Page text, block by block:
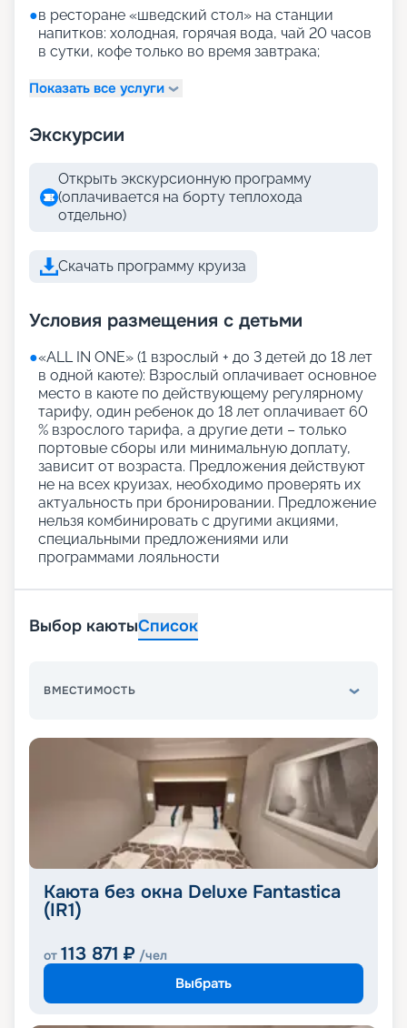
●в ресторане «шведский стол» на станции
напитков: холодная, горячая вода, чай 20 часов
в сутки, кофе только во время завтрака;
Показать все услуги
Экскурсии
Открыть экскурсионную программу
(оплачивается на борту теплохода
отдельно)
Скачать программу круиза
Условия размещения с детьми
●«АLL IN ONE» (1 взрослый + до 3 детей до 18 лет
в одной каюте): Взрослый оплачивает основное
место в каюте по действующему регулярному
тарифу, один ребенок до 18 лет оплачивает 60
% взрослого тарифа, а другие дети – только
портовые сборы или минимальную доплату,
зависит от возраста. Предложения действуют
не на всех круизах, необходимо проверять их
актуальность при бронировании. Предложение
нельзя комбинировать с другими акциями,
специальными предложениями или
программами лояльности
Выбор каютыСписок
ВМЕСТИМОСТЬ
Каюта без окна Deluxe Fantastica
(IR1)
от 113 871 ₽ /чел
Выбрать